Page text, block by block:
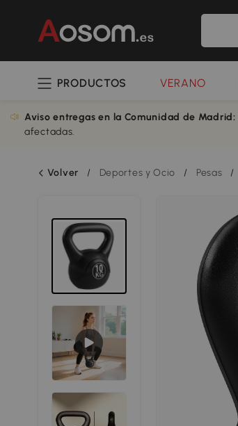
PRODUCTOS VERANO
Aviso entregas en la Comunidad de Madrid:
afectadas.
Volver / Deportes y Ocio / Pesas /